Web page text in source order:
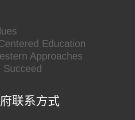
Education
Approaches
联系方式